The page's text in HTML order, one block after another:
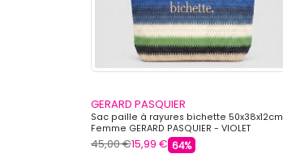
GERARD PASQUIER
Sac paille à rayures bichette 50x38x12cm
Femme GERARD PASQUIER - VIOLET
45,00 €15,99 € 64%